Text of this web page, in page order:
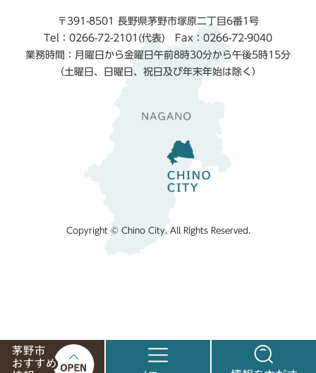
〒391-8501 長野県茅野市塚原二丁目6番1号
Tel：0266-72-2101(代表) Fax：0266-72-9040
業務時間：月曜日から金曜日午前8時30分から午後5時15分
（土曜日、日曜日、祝日及び年末年始は除く）
Copyright © Chino City. All Rights Reserved.